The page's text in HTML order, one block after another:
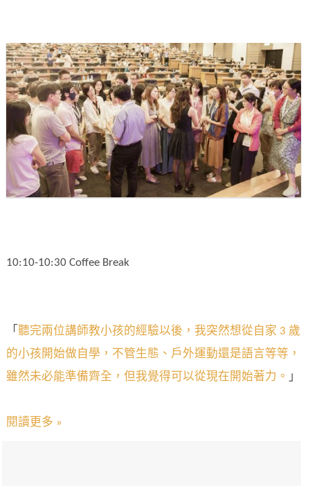
10:10-10:30 Coffee Break
「 聽完兩位講師教小孩的經驗以後，我突然想從自家 3 歲
的小孩開始做自學，不管生態、戶外運動還是語言等等，
雖然未必能準備齊全，但我覺得可以從現在開始著力。 」
閱讀更多 »